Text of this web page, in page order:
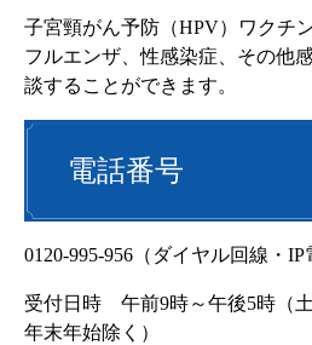
子宮頸がん予防（HPV）ワクチ
フルエンザ、性感染症、その他
談することができます。
電話番号
0120-995-956（ダイヤル回線・IP
受付日時 午前9時～午後5時（土
年末年始除く）